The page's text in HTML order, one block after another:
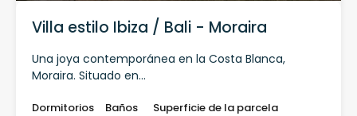
Villa estilo Ibiza / Bali - Moraira
Una joya contemporánea en la Costa Blanca,
Moraira. Situado en...
Dormitorios
Baños
Superficie de la parcela